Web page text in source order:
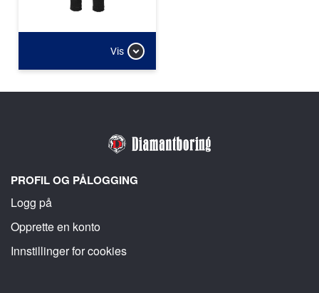
Vis
PROFIL OG PÅLOGGING
Logg på
Opprette en konto
Innstillinger for cookies